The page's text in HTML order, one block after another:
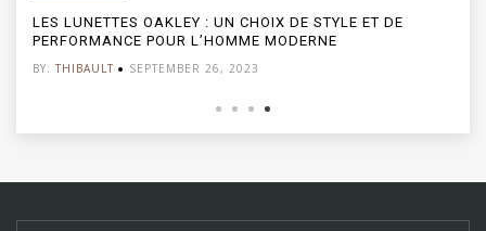
LES LUNETTES OAKLEY : UN CHOIX DE STYLE ET DE
PERFORMANCE POUR L’HOMME MODERNE
BY: THIBAULT SEPTEMBER 26, 2023